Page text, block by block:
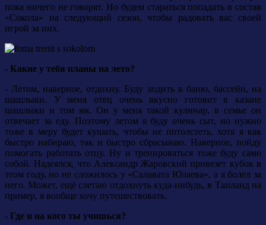
пока ничего не говорят. Но будем стараться попадать в состав
«Сокола» на следующий сезон, чтобы радовать вас своей
игрой за них.
- Какие у тебя планы на лето?
- Летом, наверное, отдохну. Буду ходить в баню, бассейн, на
шашлыки. У меня отец очень вкусно готовит в казане
шашлыки и том ям. Он у меня такой кулинар, в семье он
отвечает за еду. Поэтому летом я буду очень сыт, но нужно
тоже в меру будет кушать, чтобы не потолстеть, хотя я как
быстро набираю, так и быстро сбрасываю. Наверное, пойду
помогать работать отцу. Ну и тренироваться тоже буду само
собой. Надеялся, что Александр Жаровский привезет кубок в
этом году, но не сложилось у «Салавата Юлаева», а я болел за
него. Может, ещё слетаю отдохнуть куда-нибудь, в Таиланд на
пример, я вообще хочу путешествовать.
- Где и на кого ты учишься?